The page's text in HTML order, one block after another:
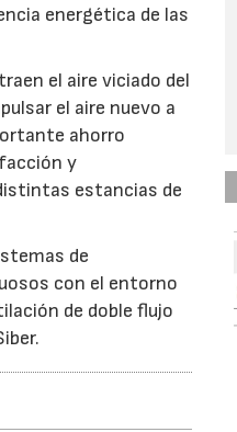
energética de las
el aire viciado del
el aire nuevo a
ahorro
y
estancias de
de
con el entorno
de doble flujo